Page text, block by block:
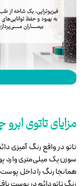
مزایای تاتوی
تاتو در واقع رنگ
سوزن یک میلی‌متری وارد
همانجا رنگ را داخل